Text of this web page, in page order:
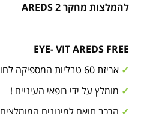
להמלצות מחקר AREDS 2
EYE- VIT AREDS FREE
✓ אריזת 60 טבליות המספיקה לחודש.
✓ מומלץ על ידי רופאי העיניים !